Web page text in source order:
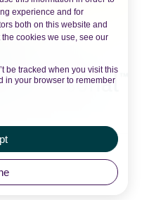
experience and for
both on this website and
cookies we use, see our
be tracked when you visit this
in your browser to remember